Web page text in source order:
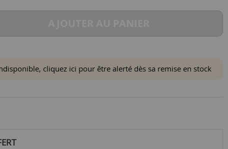
cliquez ici pour être alerté dès sa remise en stock